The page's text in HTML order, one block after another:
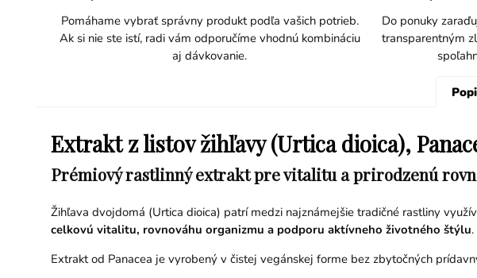
Pomáhame vybrať správny produkt podľa vašich potrieb.
Ak si nie ste istí, radi vám odporučíme vhodnú kombináciu
aj dávkovanie.
Do ponuky
transparentným
Extrakt z listov žihľavy (Urtica dioica),
Prémiový rastlinný extrakt pre vitalitu a prirodzenú
Žihľava dvojdomá (Urtica dioica) patrí medzi najznámejšie tradičné rastliny
celkovú vitalitu, rovnováhu organizmu a podporu aktívneho životného štýlu.
Extrakt od Panacea je vyrobený v čistej vegánskej forme bez zbytočných